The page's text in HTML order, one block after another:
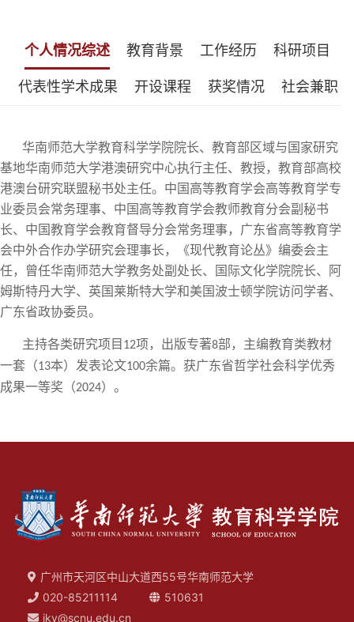
个人情况综述 教育背景 工作经历 科研项目
代表性学术成果 开设课程 获奖情况 社会兼职
华南师范大学教育科学学院院长、教育部区域与国家研究
基地华南师范大学港澳研究中心执行主任、教授，教育部高校
港澳台研究联盟秘书处主任。中国高等教育学会高等教育学专
业委员会常务理事、中国高等教育学会教师教育分会副秘书
长、中国教育学会教育督导分会常务理事，广东省高等教育学
会中外合作办学研究会理事长，《现代教育论丛》编委会主
任，曾任华南师范大学教务处副处长、国际文化学院院长、阿
姆斯特丹大学、英国莱斯特大学和美国波士顿学院访问学者、
广东省政协委员。
主持各类研究项目 12项，出版专著8部，主编教育类教材
一套（13本）发表论文100余篇。获广东省哲学社会科学优秀
成果一等奖（2024）。
广州市天河区中山大道西55号华南师范大学
020-85211114
510631
jky@scnu.edu.cn